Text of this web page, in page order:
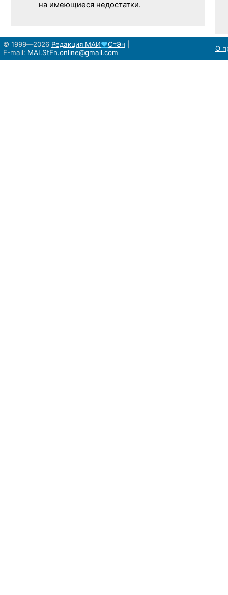
на имеющиеся недостатки.
© 1999—2026 Редакция МАИ♥СтЭн
E-mail: MAI.StEn.online@gmail.com О